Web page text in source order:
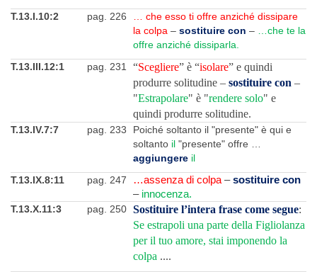
T.13.I.10:2 pag. 226
… che esso ti offre anziché dissipare
la colpa – sostituire con –
…che te la
offre anziché dissiparla.
T.13.III.12:1
pag. 231 “Scegliere” è “isolare” e quindi
produrre solitudine – sostituire con –
"Estrapolare" è "rendere solo" e
quindi produrre solitudine.
T.13.IV.7:7 pag. 233
Poiché soltanto il "presente" è qui e
soltanto il "presente" offre …
aggiungere il
T.13.IX.8:11
pag. 247 …assenza di colpa –sostituire con
– innocenza.
T.13.X.11:3
pag. 250 Sostituire l’intera frase come segue:
Se estrapoli una parte della Figliolanza
per il tuo amore, stai imponendo la
colpa ....